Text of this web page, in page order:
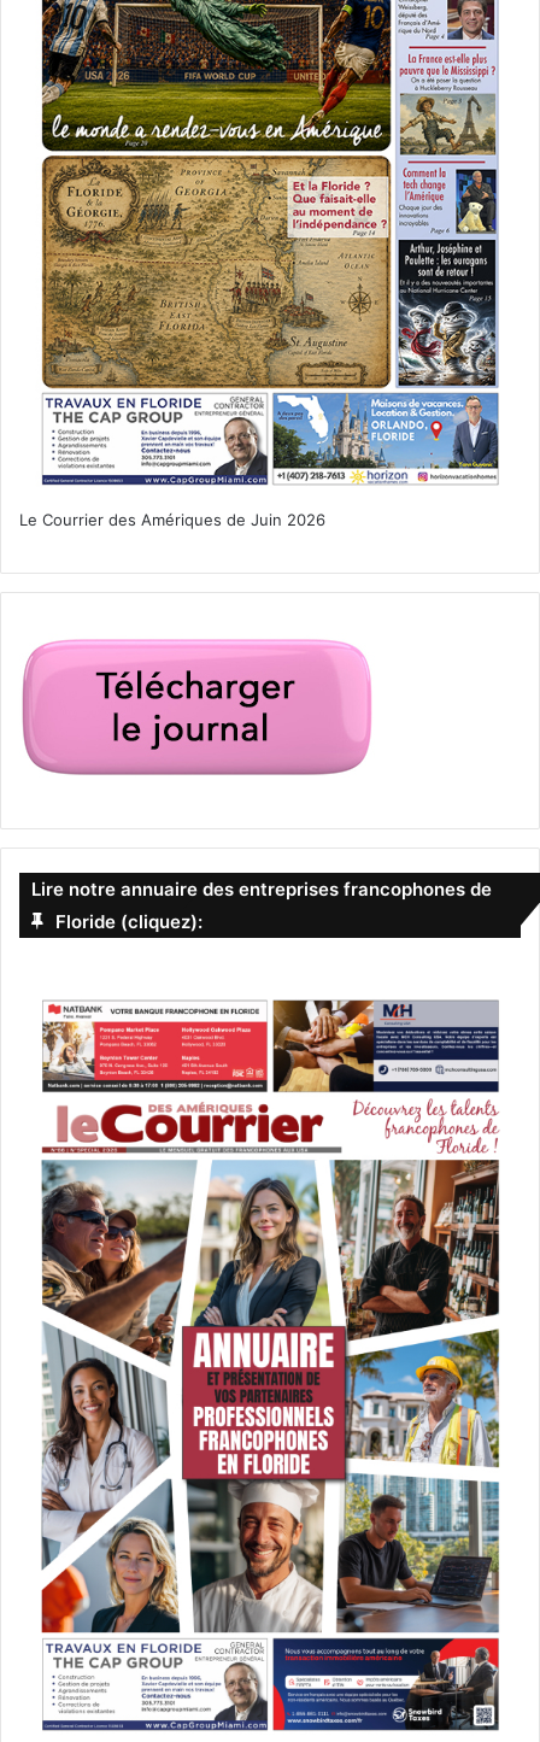
Le Courrier des Amériques de Juin 2026
Lire notre annuaire des entreprises francophones de
Floride (cliquez):